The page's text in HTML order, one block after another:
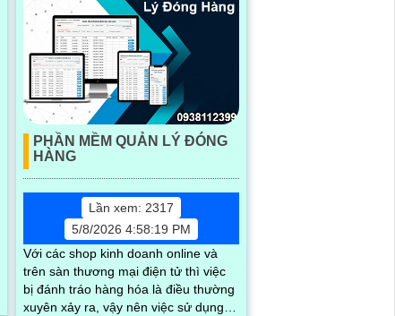
PHẦN MỀM QUẢN LÝ ĐÓNG
HÀNG
Lần xem: 2317
5/8/2026 4:58:19 PM
Với các shop kinh doanh online và
trên sàn thương mại điện tử thì việc
bị đánh tráo hàng hóa là điều thường
xuyên xảy ra, vậy nên việc sử dụng